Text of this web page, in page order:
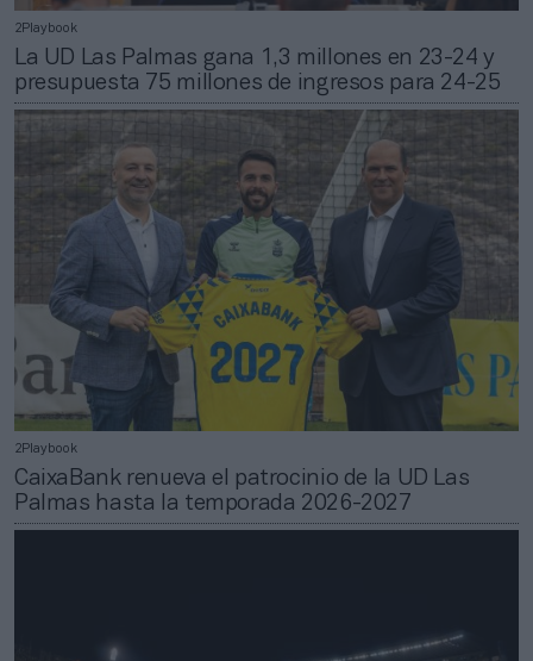
2Playbook
La UD Las Palmas gana 1,3 millones en 23-24 y
presupuesta 75 millones de ingresos para 24-25
2Playbook
CaixaBank renueva el patrocinio de la UD Las
Palmas hasta la temporada 2026-2027